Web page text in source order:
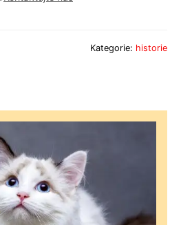
Kategorie: historie